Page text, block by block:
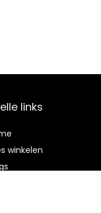
links
winkelen